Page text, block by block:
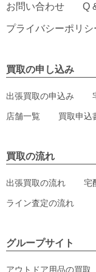
お問い合わせ Q
プライバシーポリシ
買取の申し込み
出張買取の申込み
店舗一覧 買取申込
買取の流れ
出張買取の流れ 宅
ライン査定の流れ
グループサイト
アウトドア用品の買取